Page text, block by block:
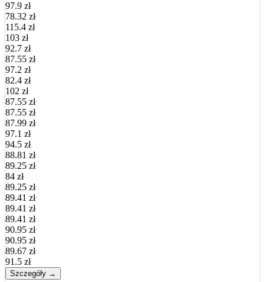
97.9 zł
78.32 zł
115.4 zł
103 zł
92.7 zł
87.55 zł
97.2 zł
82.4 zł
102 zł
87.55 zł
87.55 zł
87.99 zł
97.1 zł
94.5 zł
88.81 zł
89.25 zł
84 zł
89.25 zł
89.41 zł
89.41 zł
89.41 zł
90.95 zł
90.95 zł
89.67 zł
91.5 zł
Szczegóły →